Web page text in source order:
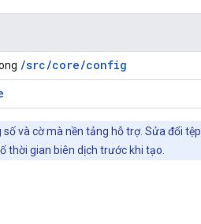
/src/core/config
và cờ mà nền tảng hỗ trợ. Sửa đổi tệp
thời gian biên dịch trước khi tạo.